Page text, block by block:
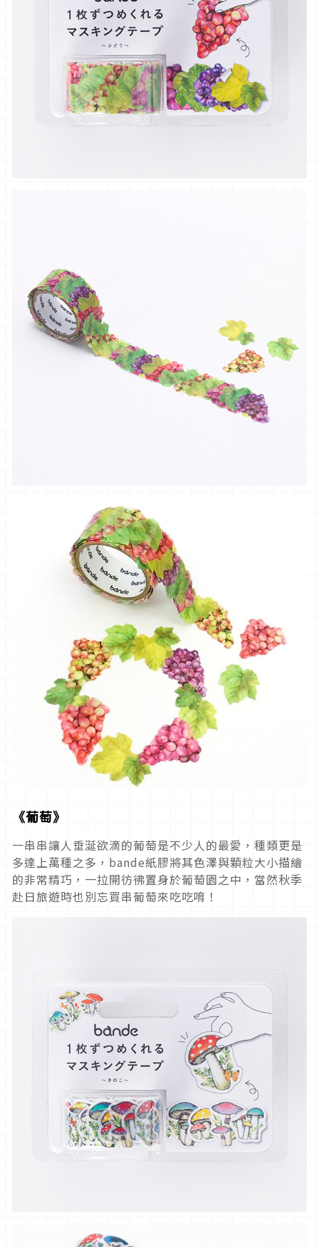
《葡萄》
一串串讓人垂涎欲滴的葡萄是不少人的最愛，種類更是
多達上萬種之多，bande紙膠將其色澤與顆粒大小描繪
的非常精巧，一拉開彷彿置身於葡萄園之中，當然秋季
赴日旅遊時也別忘買串葡萄來吃吃唷！